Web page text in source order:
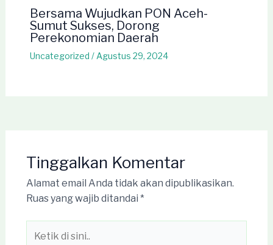
Bersama Wujudkan PON Aceh-
Sumut Sukses, Dorong
Perekonomian Daerah
Uncategorized / Agustus 29, 2024
Tinggalkan Komentar
Alamat email Anda tidak akan dipublikasikan.
Ruas yang wajib ditandai *